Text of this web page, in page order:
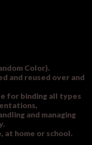
Color).
and reused over and
for binding all types
and managing
home or school.